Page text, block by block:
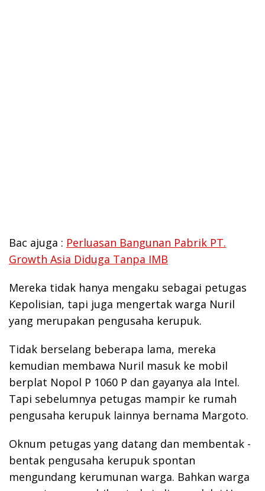
Bac ajuga : Perluasan Bangunan Pabrik PT.
Growth Asia Diduga Tanpa IMB
Mereka tidak hanya mengaku sebagai petugas
Kepolisian, tapi juga mengertak warga Nuril
yang merupakan pengusaha kerupuk.
Tidak berselang beberapa lama, mereka
kemudian membawa Nuril masuk ke mobil
berplat Nopol P 1060 P dan gayanya ala Intel.
Tapi sebelumnya petugas mampir ke rumah
pengusaha kerupuk lainnya bernama Margoto.
Oknum petugas yang datang dan membentak -
bentak pengusaha kerupuk spontan
mengundang kerumunan warga. Bahkan warga